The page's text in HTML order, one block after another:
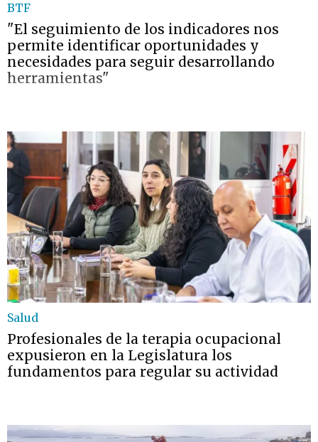
BTF
"El seguimiento de los indicadores nos
permite identificar oportunidades y
necesidades para seguir desarrollando
herramientas"
Salud
Profesionales de la terapia ocupacional
expusieron en la Legislatura los
fundamentos para regular su actividad